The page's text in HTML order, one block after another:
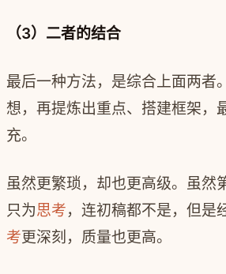
（3）二者的结合
最后一种方法，是综合上面两者
想，再提炼出重点、搭建框架，
充。
虽然更繁琐，却也更高级。虽然
只为思考，连初稿都不是，但是
考更深刻，质量也更高。